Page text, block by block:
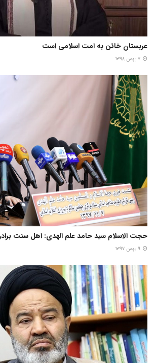
عربستان خائن به امت اسلامی است
حجت الاسلام سید حامد علم الهدی: اهل سنت